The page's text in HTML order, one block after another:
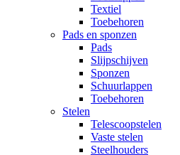
Textiel
Toebehoren
Pads en sponzen
Pads
Slijpschijven
Sponzen
Schuurlappen
Toebehoren
Stelen
Telescoopstelen
Vaste stelen
Steelhouders